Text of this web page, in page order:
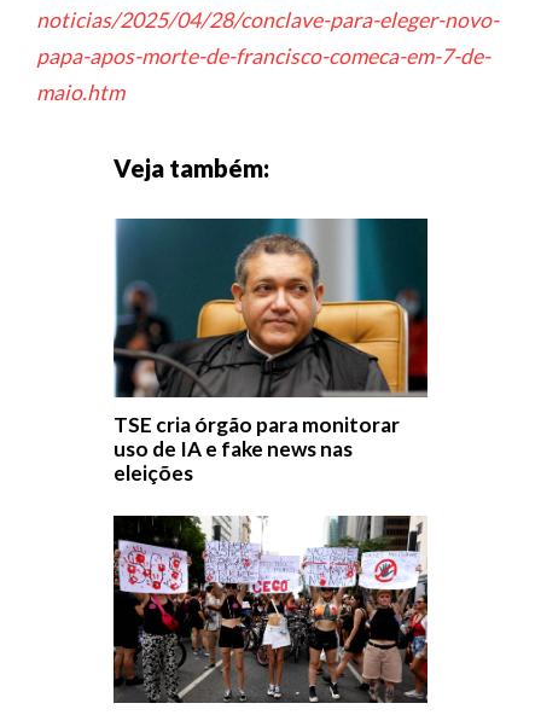
noticias/2025/04/28/conclave-para-eleger-novo-
papa-apos-morte-de-francisco-comeca-em-7-de-
maio.htm
Veja também:
TSE cria órgão para monitorar
uso de IA e fake news nas
eleições